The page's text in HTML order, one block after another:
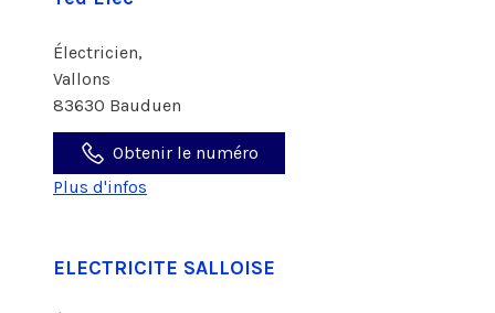
Électricien,
Vallons
83630 Bauduen
Obtenir le numéro
Plus d'infos
ELECTRICITE SALLOISE